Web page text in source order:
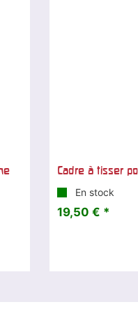
Cadre à tisser
En stock
19,50 € *